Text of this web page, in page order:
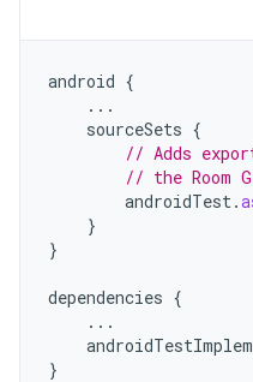
android {
...
sourceSets {
// Adds
// the Room
androidTest.
}
}
dependencies {
...
}